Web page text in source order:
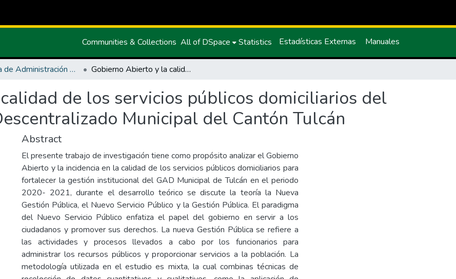
Communities & Collections All of DSpace Statistics Estadísticas Externas Manuales
Carrera de Administración Pública Gobierno Abierto y la calidad de los servicios públicos domiciliarios del Gobierno Autónomo Descentralizado Municipal del Cantón Tulcán
de los servicios públicos domiciliarios del
Municipal del Cantón Tulcán
Abstract
El presente trabajo de investigación tiene como propósito analizar el Gobierno
Abierto y la incidencia en la calidad de los servicios públicos domiciliarios para
fortalecer la gestión institucional del GAD Municipal de Tulcán en el periodo
2020- 2021, durante el desarrollo teórico se discute la teoría la Nueva
Gestión Pública, el Nuevo Servicio Público y la Gestión Pública. El paradigma
del Nuevo Servicio Público enfatiza el papel del gobierno en servir a los
ciudadanos y promover sus derechos. La nueva Gestión Pública se refiere a
las actividades y procesos llevados a cabo por los funcionarios para
administrar los recursos públicos y proporcionar servicios a la población. La
metodología utilizada en el estudio es mixta, la cual combinas técnicas de